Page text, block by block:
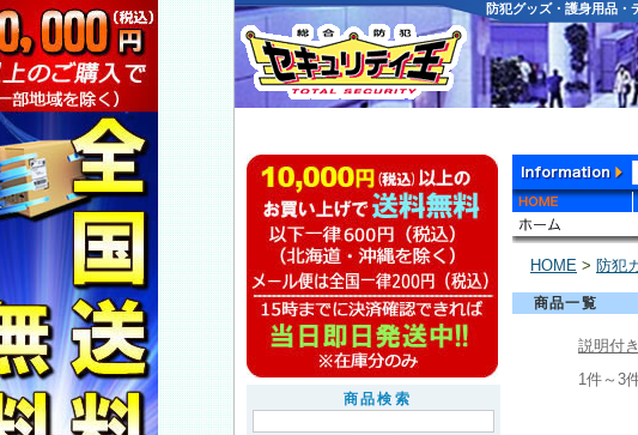
防犯グッズ・護身用品
商品検索
HOME > 防犯
商品一覧
説明付き
1件～3